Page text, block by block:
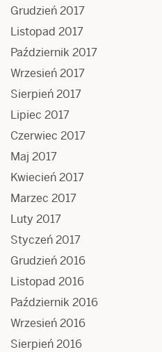
Grudzień 2017
Listopad 2017
Październik 2017
Wrzesień 2017
Sierpień 2017
Lipiec 2017
Czerwiec 2017
Maj 2017
Kwiecień 2017
Marzec 2017
Luty 2017
Styczeń 2017
Grudzień 2016
Listopad 2016
Październik 2016
Wrzesień 2016
Sierpień 2016